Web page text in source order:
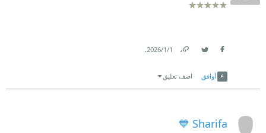
1‏/1‏/2026
.
أوافق اضف تعليق
Sharifa 💙